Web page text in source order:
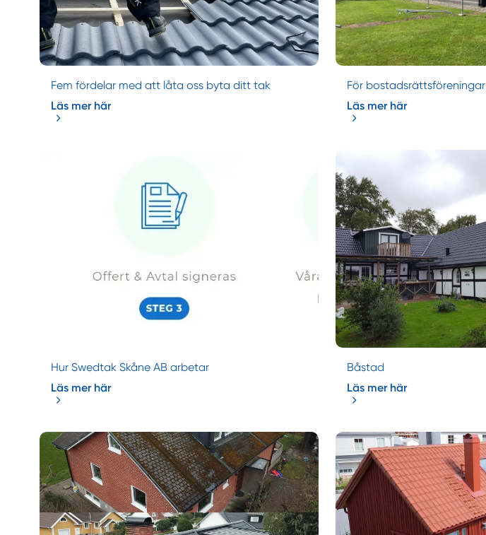
Fem fördelar med att låta oss byta ditt tak
Läs mer här
För bostadsrättsföreningar
Läs mer här
Hur Swedtak Skåne AB arbetar
Läs mer här
Båstad
Läs mer här